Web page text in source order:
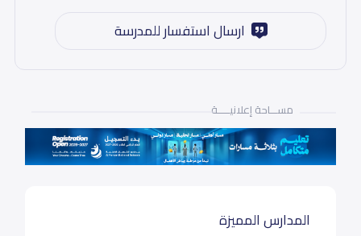
ارسال استفسار للمدرسة
مســـاحة إعلانيـــــة
المدارس المميزة